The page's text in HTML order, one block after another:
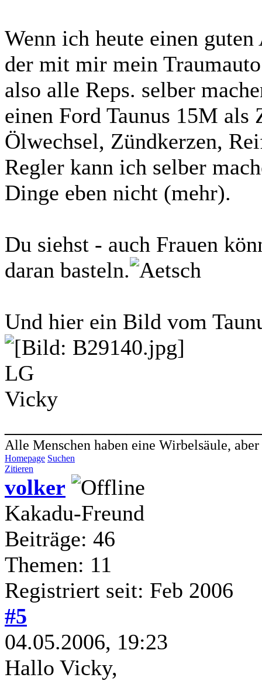
Wenn ich heute einen
der mit mir mein
also alle Reps. selber
einen Ford Taunus 15M
Ölwechsel, Zündkerzen,
Regler kann ich selber
Dinge eben nicht (mehr).
Du siehst - auch Frauen
daran basteln.
Und hier ein Bild vom
LG
Vicky
Alle Menschen haben eine Wirbelsäule,
Homepage Suchen
Zitieren
volker
Kakadu-Freund
Beiträge: 46
Themen: 11
Registriert seit: Feb 2006
#5
04.05.2006, 19:23
Hallo Vicky,